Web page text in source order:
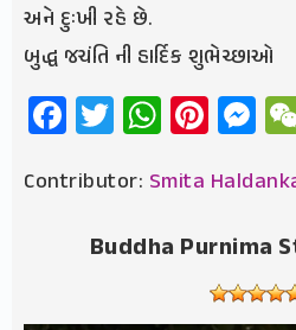
અને દુઃખી રહે છે.
બુદ્ધ જચંતિ ની હાર્દિક શુભેચ્છાઓ
Facebook
Twitter
Contributor: Smita
Buddha Purnima